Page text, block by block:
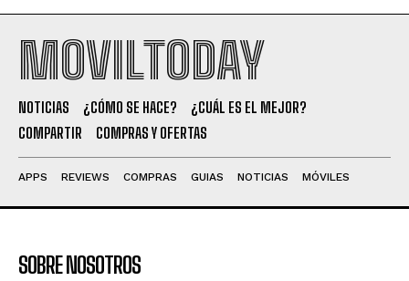
MOVILTODAY
NOTICIAS ¿CÓMO SE HACE?
¿CUÁL ES EL MEJOR?
COMPARTIR
COMPRAS Y OFERTAS
APPS REVIEWS COMPRAS GUIAS NOTICIAS MÓVILES
SOBRE NOSOTROS